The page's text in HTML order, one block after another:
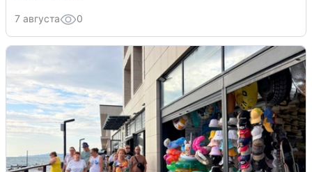
7 августа 0